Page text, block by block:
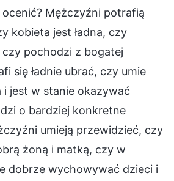
Mężczyźni potrafią
kobieta jest ładna, czy
czy pochodzi z bogatej
się ładnie ubrać, czy umie
jest w stanie okazywać
o bardziej konkretne
umieją przewidzieć, czy
żoną i matką, czy w
dobrze wychowywać dzieci i